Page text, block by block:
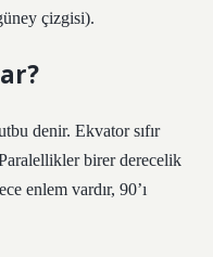
çizgisi).
denir. Ekvator sıfır
birer derecelik
enlem vardır, 90’ı